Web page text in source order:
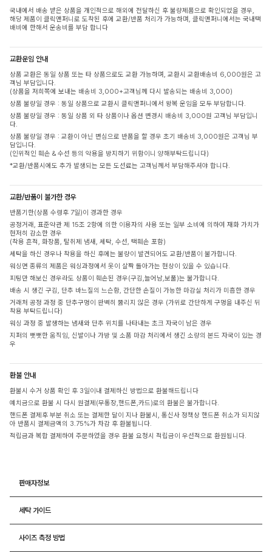
국내에서 배송 받은 상품을 개인적으로 해외에 전달하신 후 불량제품으로 확인되었을 경우,
해당 제품이 클릭앤퍼니로 도착된 후에 교환/반품 처리가 가능하며, 클릭앤퍼니에서는 국내택
배비에 한해서 운송비를 부담 합니다
교환운임 안내
상품 교환은 동일 상품 또는 타 상품으로도 교환 가능하며, 교환시 교환배송비 6,000원은 고
객님 부담입니다.
(상품을 저희쪽에 보내는 배송비 3,000+고객님께 다시 발송되는 배송비 3,000)
상품 불량일 경우 : 동일 상품으로 교환시 클릭앤퍼니에서 왕복 운임을 모두 부담합니다.
상품 불량일 경우 : 동일 상품 외 타 상품이나 옵션 변경시 배송비 3,000원 고객님 부담입니
다.
상품 불량일 경우 : 교환이 아닌 변심으로 반품을 할 경우 초기 배송비 3,000원은 고객님 부
담입니다.
(인위적인 훼손 & 수선 등의 악용을 방지하기 위함이니 양해부탁드립니다)
*교환/반품시에도 추가 발생되는 모든 도선료는 고객님께서 부담해주셔야 합니다.
교환/반품이 불가한 경우
반품기한(상품 수령후 7일)이 경과한 경우
공정거래, 표준약관 제 15조 2항에 의한 이용자의 사용 또는 일부 소비에 의하여 재화 가치가
현저히 감소한 경우
(착용 흔적, 화장품, 탈취제 냄새, 세탁, 수선, 택훼손 포함)
세탁을 하신 경우나 착용을 하신 후에는 불량이 발견되어도 교환/반품이 불가합니다.
워싱면 종류의 제품은 워싱과정에서 옷이 살짝 돌아가는 현상이 있을 수 있습니다.
피팅만 해보신 경우라도 상품이 훼손된 경우(구김,늘어남,보풀)는 불가합니다.
배송 시 생긴 구김, 단추 바느질의 느슨함, 간단한 손질이 가능한 마감실 처리가 미흡한 경우
거래처 공정 과정 중 단추구멍이 완벽히 뚫리지 않은 경우 (가위로 간단하게 구멍을 내주신 뒤
착용 부탁드립니다)
워싱 과정 중 발생하는 냄새와 단추 위치를 나타내는 초크 자국이 남은 경우
지퍼의 뻣뻣한 움직임, 신발이나 가방 및 소품 마감 처리에서 생긴 소량의 본드 자국이 있는 경
우
환불 안내
환불시 수거 상품 확인 후 3일이내 결제하신 방법으로 환불해드립니다
예치금으로 환불 시 다시 원결제(무통장,핸드폰,카드)로의 환불은 불가합니다.
핸드폰 결제후 부분 취소 또는 결제한 달이 지나 환불시, 통신사 정책상 핸드폰 취소가 되지않
아 반품시 결제금액의 3.75%가 차감 후 환불됩니다.
적립금과 복합 결제하여 주문하였을 경우 환불 요청시 적립금이 우선적으로 환원됩니다.
판매자정보
세탁 가이드
사이즈 측정 방법